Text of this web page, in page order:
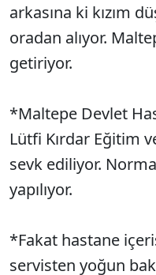
arkasına ki kızım
oradan alıyor.
getiriyor.
*Maltepe Devlet
Lütfi Kırdar Eğitim
sevk ediliyor.
yapılıyor.
*Fakat hastane
servisten yoğun